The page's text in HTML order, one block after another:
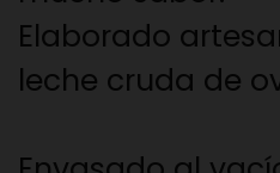
Elaborado
leche cruda de